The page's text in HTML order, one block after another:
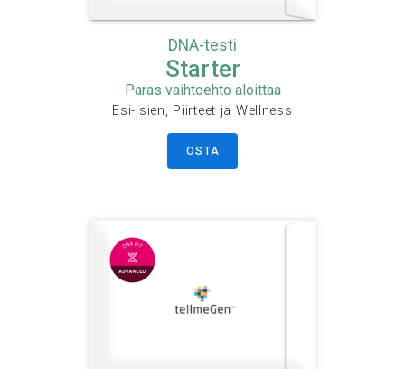
DNA-testi
Starter
Paras vaihtoehto aloittaa
Esi-isien, Piirteet ja Wellness
OSTA